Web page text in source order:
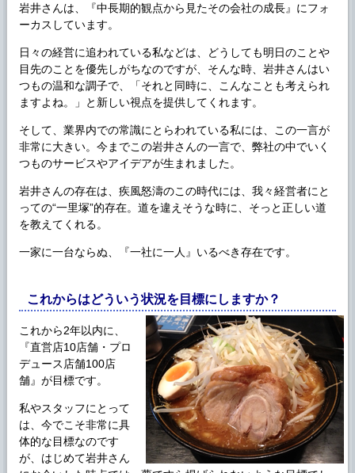
岩井さんは、『中長期的観点から見たその会社の成長』にフォ
ーカスしています。
日々の経営に追われている私などは、どうしても明日のことや
目先のことを優先しがちなのですが、そんな時、岩井さんはい
つもの温和な調子で、「それと同時に、こんなことも考えられ
ますよね。」と新しい視点を提供してくれます。
そして、業界内での常識にとらわれている私には、この一言が
非常に大きい。今までこの岩井さんの一言で、弊社の中でいく
つものサービスやアイデアが生まれました。
岩井さんの存在は、疾風怒濤のこの時代には、我々経営者にと
っての“一里塚”的存在。道を違えそうな時に、そっと正しい道
を教えてくれる。
一家に一台ならぬ、『一社に一人』いるべき存在です。
これからはどういう状況を目標にしますか？
これから2年以内に、
『直営店10店舗・プロ
デュース店舗100店
舗』が目標です。
私やスタッフにとって
は、今でこそ非常に具
体的な目標なのです
が、はじめて岩井さん